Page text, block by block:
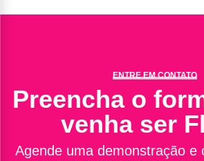
ENTRE EM CONTATO
Preencha o
venha ser
Agende uma demonstração e